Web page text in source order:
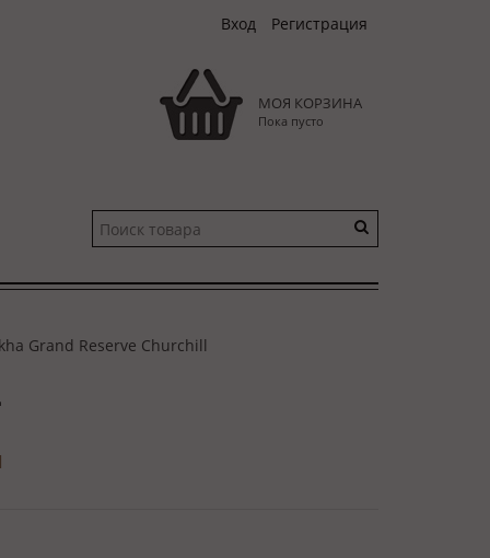
Вход Регистрация
МОЯ КОРЗИНА
Пока пусто
Grand Reserve Churchill